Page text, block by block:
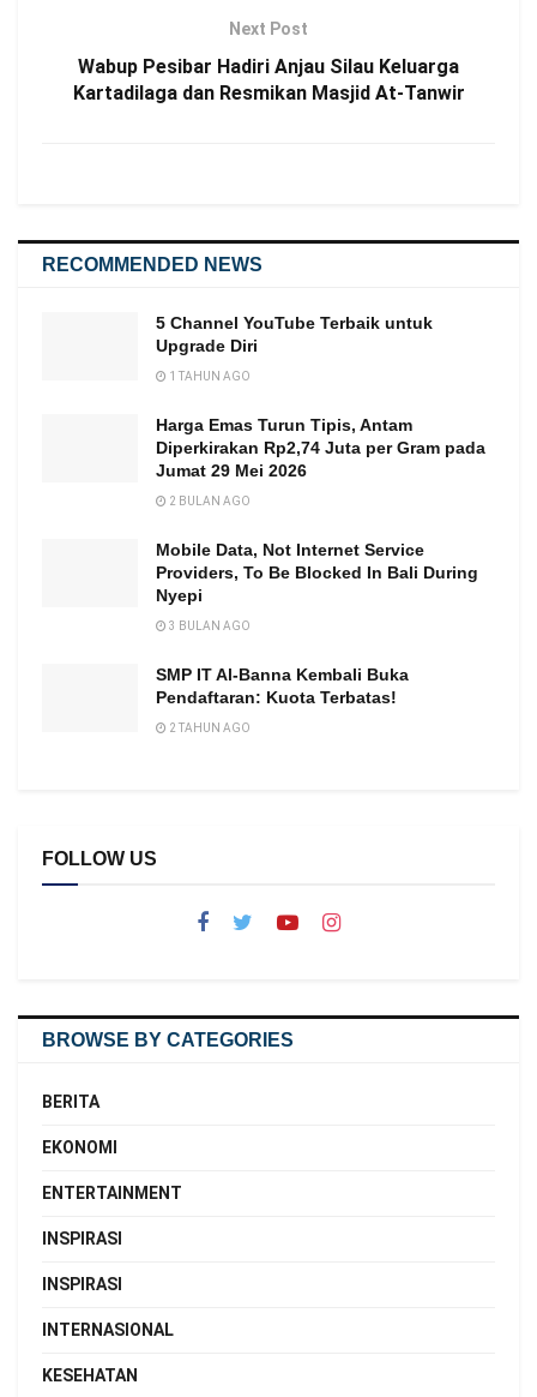
Next Post
Wabup Pesibar Hadiri Anjau Silau Keluarga
Kartadilaga dan Resmikan Masjid At-Tanwir
RECOMMENDED NEWS
5 Channel YouTube Terbaik untuk
Upgrade Diri
1 TAHUN AGO
Harga Emas Turun Tipis, Antam
Diperkirakan Rp2,74 Juta per Gram pada
Jumat 29 Mei 2026
2 BULAN AGO
Mobile Data, Not Internet Service
Providers, To Be Blocked In Bali During
Nyepi
3 BULAN AGO
SMP IT Al-Banna Kembali Buka
Pendaftaran: Kuota Terbatas!
2 TAHUN AGO
FOLLOW US
BROWSE BY CATEGORIES
BERITA
EKONOMI
ENTERTAINMENT
INSPIRASI
INSPIRASI
INTERNASIONAL
KESEHATAN